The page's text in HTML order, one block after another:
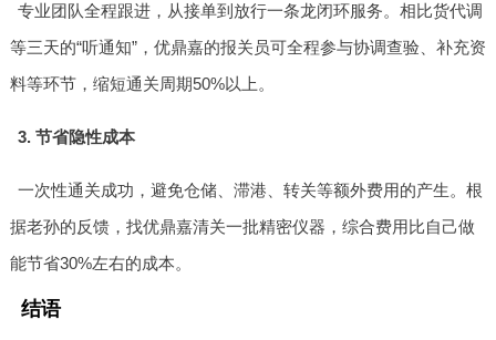
专业团队全程跟进，从接单到放行一条龙闭环服务。相比货代调
等三天的“听通知”，优鼎嘉的报关员可全程参与协调查验、补充资
料等环节，缩短通关周期50%以上。
3. 节省隐性成本
一次性通关成功，避免仓储、滞港、转关等额外费用的产生。根
据老孙的反馈，找优鼎嘉清关一批精密仪器，综合费用比自己做
能节省30%左右的成本。
结语